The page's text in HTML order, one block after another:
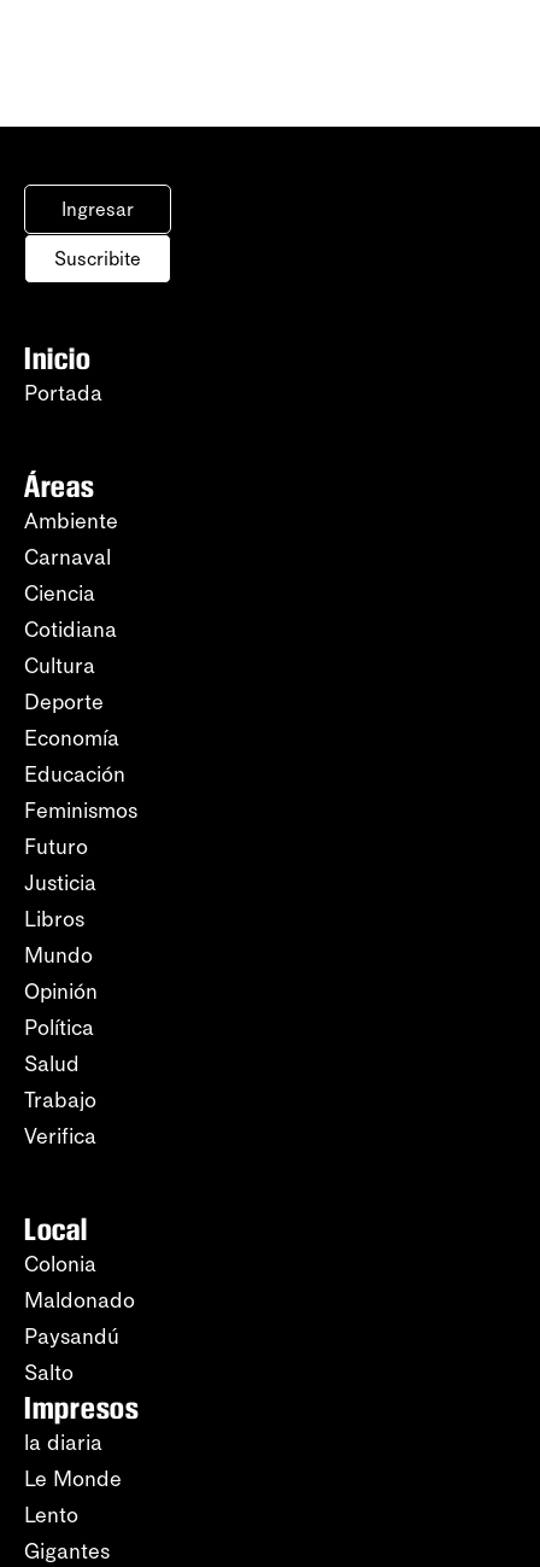
Ingresar
Suscribite
Inicio
Portada
Áreas
Ambiente
Carnaval
Ciencia
Cotidiana
Cultura
Deporte
Economía
Educación
Feminismos
Futuro
Justicia
Libros
Mundo
Opinión
Política
Salud
Trabajo
Verifica
Local
Colonia
Maldonado
Paysandú
Salto
Impresos
la diaria
Le Monde
Lento
Gigantes